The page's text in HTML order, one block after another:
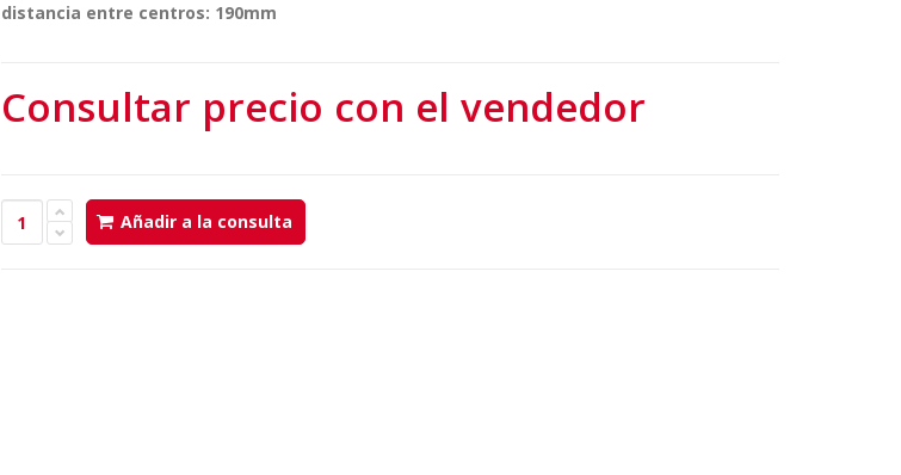
distancia entre centros: 190mm
Consultar precio con el vendedor
Añadir a la consulta